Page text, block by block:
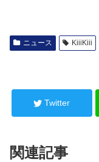
ニュース KiiiKiii
Twitter
関連記事